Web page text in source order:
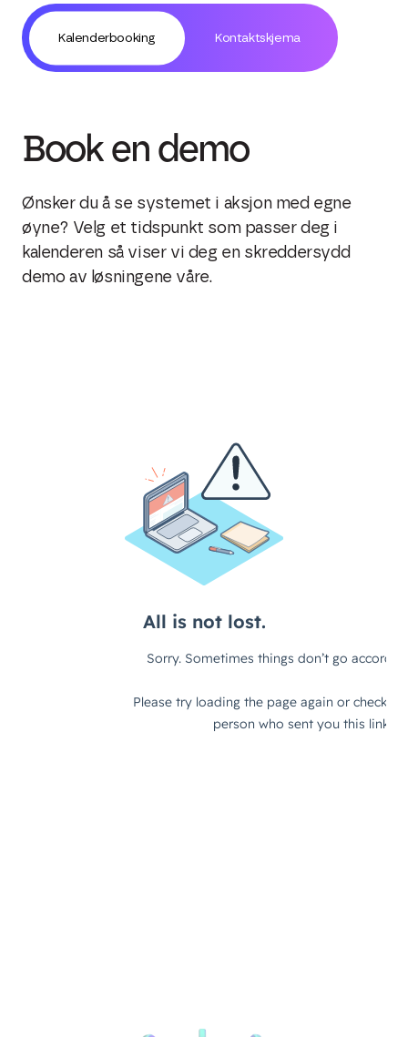
Kalenderbooking Kontaktskjema
Book en demo
Ønsker du å se systemet i aksjon med egne
øyne? Velg et tidspunkt som passer deg i
kalenderen så viser vi deg en skreddersydd
demo av løsningene våre.